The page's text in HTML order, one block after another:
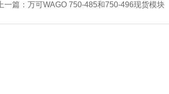
上一篇：万可WAGO 750-485和750-496现货模块